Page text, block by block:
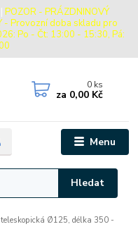
| POZOR - PRÁZDNINOVÝ
- Provozní doba skladu pro
Po - Čt: 13:00 - 15:30, Pá:
Menu
Hledat
0 ks
za 0,00 Kč
Ø125, délka 350 -